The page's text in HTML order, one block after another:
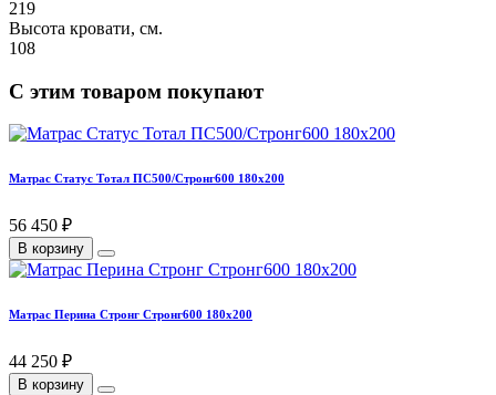
219
Высота кровати, см.
108
С этим товаром покупают
Матрас Статус Тотал ПС500/Стронг600 180х200
56 450 ₽
В корзину
Матрас Перина Стронг Стронг600 180х200
44 250 ₽
В корзину